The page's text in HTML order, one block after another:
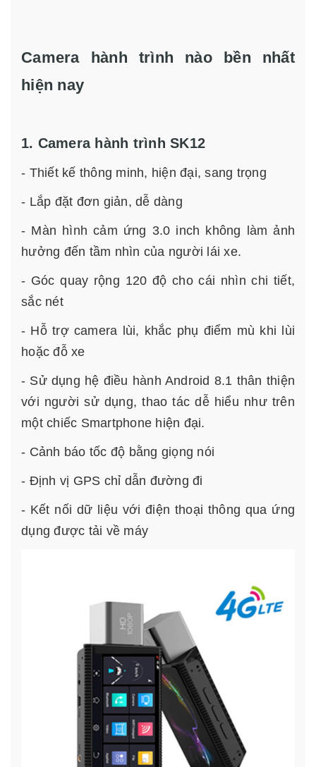
Camera hành trình nào bền nhất
hiện nay
1. Camera hành trình SK12
- Thiết kế thông minh, hiện đại, sang trọng
- Lắp đặt đơn giản, dễ dàng
- Màn hình cảm ứng 3.0 inch không làm ảnh
hưởng đến tầm nhìn của người lái xe.
- Góc quay rộng 120 độ cho cái nhìn chi tiết,
sắc nét
- Hỗ trợ camera lùi, khắc phụ điểm mù khi lùi
hoặc đỗ xe
- Sử dụng hệ điều hành Android 8.1 thân thiện
với người sử dụng, thao tác dễ hiểu như trên
một chiếc Smartphone hiện đại.
- Cảnh báo tốc độ bằng giọng nói
- Định vị GPS chỉ dẫn đường đi
- Kết nối dữ liệu với điện thoại thông qua ứng
dụng được tải về máy